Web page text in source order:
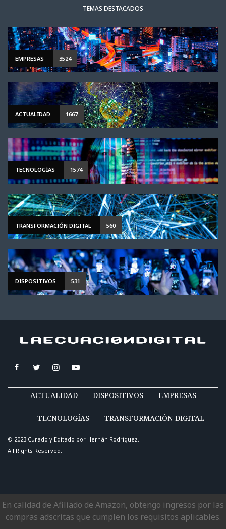
TEMAS DESTACADOS
EMPRESAS 3524
ACTUALIDAD 1667
TECNOLOGÍAS 1574
TRANSFORMACIÓN DIGITAL 560
DISPOSITIVOS 531
ACTUALIDAD DISPOSITIVOS EMPRESAS
TECNOLOGÍAS TRANSFORMACIÓN DIGITAL
© 2023 Curado y Editado por Hernán Rodríguez.
All Rights Reserved.
En calidad de Afiliado de Amazon, obtengo ingresos por las
compras adscritas que cumplen los requisitos aplicables.